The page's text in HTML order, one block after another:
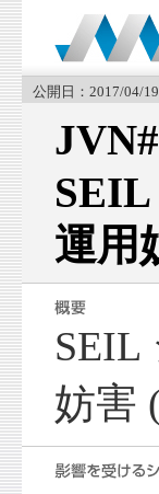
公開日：2017/04/
運用
SEIL
妨害